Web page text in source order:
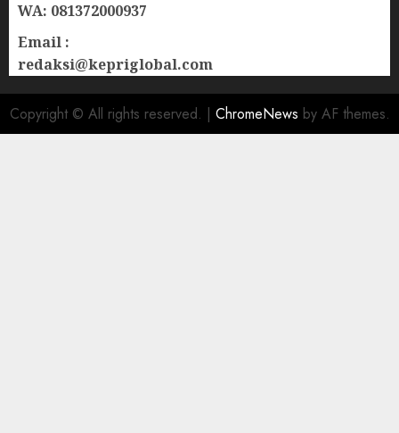
WA: 081372000937
Email :
redaksi@kepriglobal.com
Copyright © All rights reserved. | ChromeNews by AF themes.